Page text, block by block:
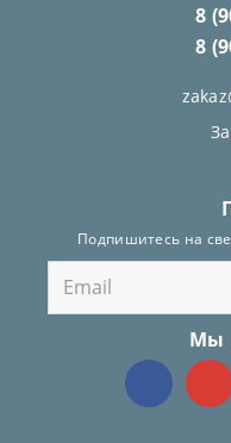
8
8
Подпишитесь на
Мы